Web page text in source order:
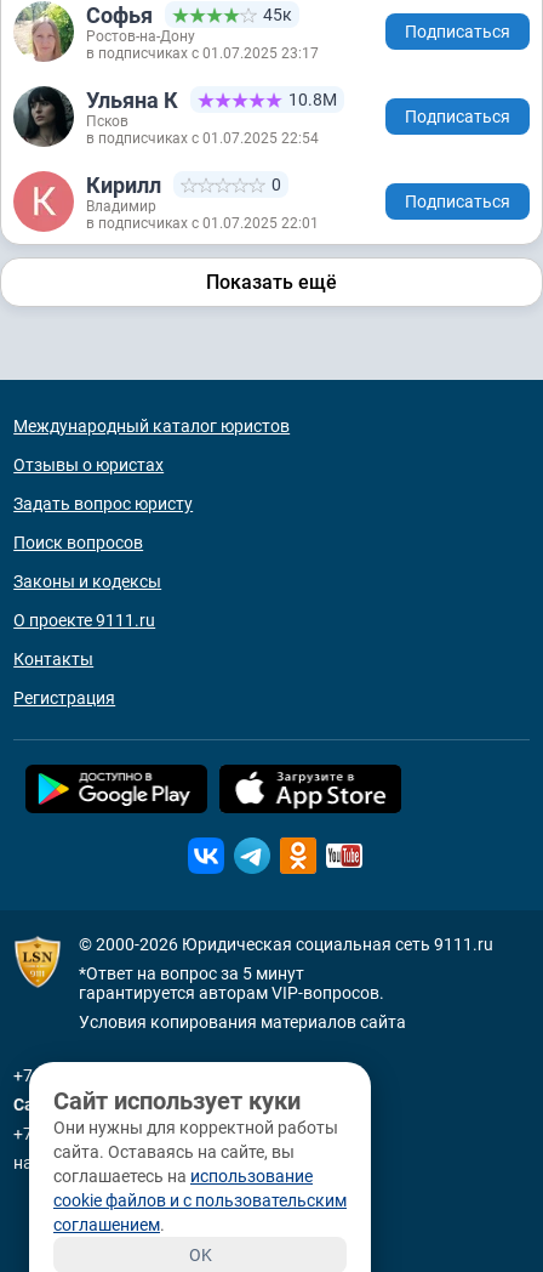
Софья 45к
Ростов-на-Дону
в подписчиках с 01.07.2025 23:17
Подписаться
Ульяна К 10.8М
Псков
в подписчиках с 01.07.2025 22:54
Подписаться
Кирилл 0
Владимир
в подписчиках с 01.07.2025 22:01
Подписаться
Показать ещё
Международный каталог юристов
Отзывы о юристах
Задать вопрос юристу
Поиск вопросов
Законы и кодексы
О проекте 9111.ru
Контакты
Регистрация
© 2000-2026 Юридическая социальная сеть 9111.ru
*Ответ на вопрос за 5 минут
гарантируется авторам VIP-вопросов.
Условия копирования материалов сайта
+7 (800) 505-91-11
Санкт-Петербург
+7 (812) 336-92-64
наб. р. Фонтанки, д. 59
Сайт использует куки
Они нужны для корректной работы
сайта. Оставаясь на сайте, вы
соглашаетесь на использование
cookie файлов и с пользовательским
соглашением.
OK